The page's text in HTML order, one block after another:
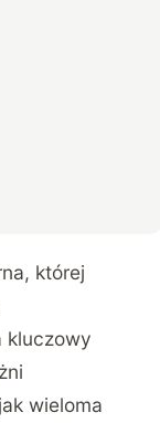
której
kluczowy
wieloma